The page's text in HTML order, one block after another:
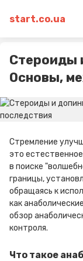
start.co.ua
Стероиды
Основы,
Стремление
это
в поиске
границы,
обращаясь к
как
обзор
контроля.
Что такое